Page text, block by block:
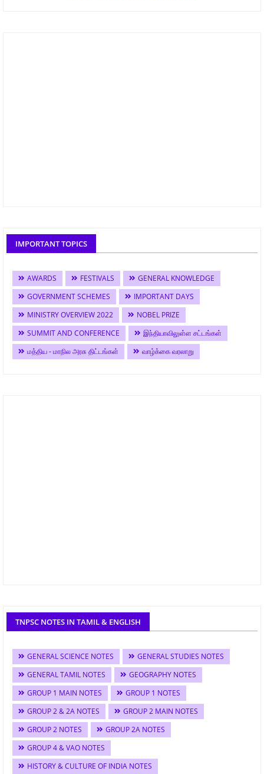
IMPORTANT TOPICS
AWARDS FESTIVALS
GENERAL KNOWLEDGE
GOVERNMENT SCHEMES
IMPORTANT DAYS
MINISTRY OVERVIEW 2022
NOBEL PRIZE
SUMMIT AND CONFERENCE
இந்தியாவிலுள்ள சட்டங்கள்
மத்திய - மாநில அரசு திட்டங்கள்
வாழ்க்கை வரலாறு
TNPSC NOTES IN TAMIL & ENGLISH
GENERAL SCIENCE NOTES
GENERAL STUDIES NOTES
GENERAL TAMIL NOTES
GEOGRAPHY NOTES
GROUP 1 MAIN NOTES
GROUP 1 NOTES
GROUP 2 & 2A NOTES
GROUP 2 MAIN NOTES
GROUP 2 NOTES
GROUP 2A NOTES
GROUP 4 & VAO NOTES
HISTORY & CULTURE OF INDIA NOTES